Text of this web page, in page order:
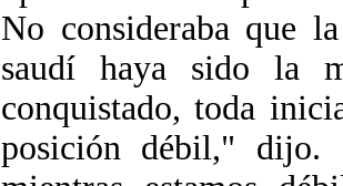
No consideraba que
saudí haya sido la
conquistado, toda
posición débil,"